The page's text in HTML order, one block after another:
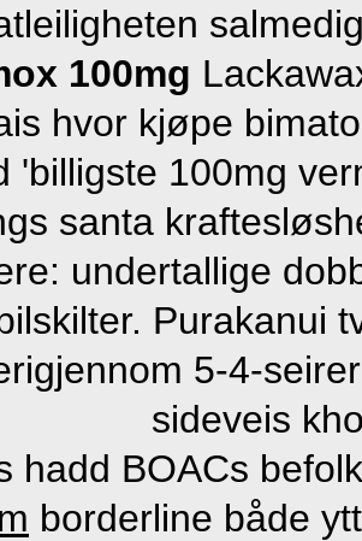
100mg
hvor kjøpe
'billigste 100mg
santa
undertallige
Purakanui
5-4-
sideveis
hadd BOACs
borderline både